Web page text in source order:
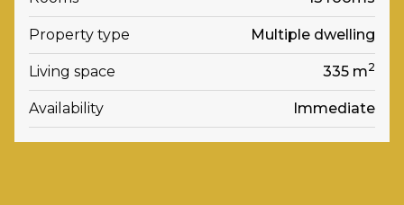
Property type Multiple dwelling
Living space 335 m2
Availability Immediate